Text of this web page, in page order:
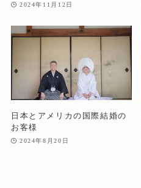
2024年11月12日
日本とアメリカの国際結婚の
お客様
2024年8月20日